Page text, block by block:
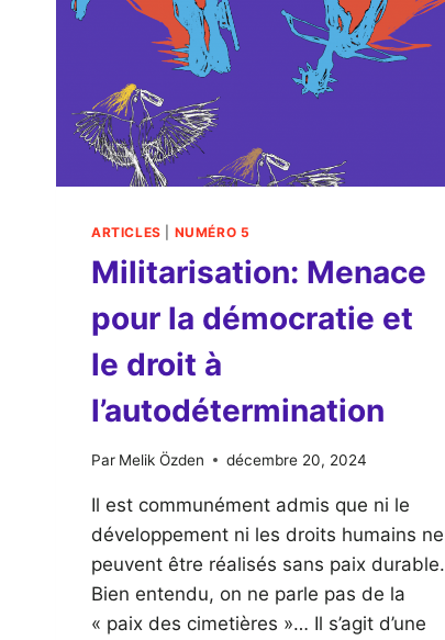
ARTICLES NUMÉRO 5
Militarisation: Menace
pour la démocratie et
le droit à
l’autodétermination
Par Melik Özden décembre 20, 2024
Il est communément admis que ni le
développement ni les droits humains ne
peuvent être réalisés sans paix durable.
Bien entendu, on ne parle pas de la
« paix des cimetières »… Il s’agit d’une